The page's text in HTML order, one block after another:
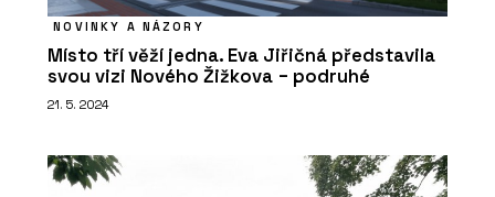
NOVINKY A NÁZORY
Místo tří věží jedna. Eva Jiřičná představila
svou vizi Nového Žižkova − podruhé
21. 5. 2024